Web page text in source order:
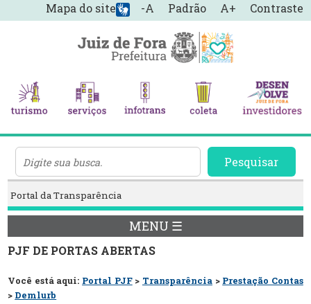
-A Padrão A+ Contraste
Mapa do site
Pesquisar
Portal da Transparência
MENU ☰
PJF DE PORTAS ABERTAS
Você está aqui: Portal PJF> Transparência> Prestação Contas
> Demlurb